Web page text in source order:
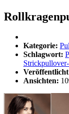
Kategorie:
Schlagwort:
Ansichten: